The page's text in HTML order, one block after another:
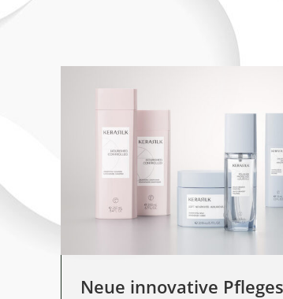
Neue innovative